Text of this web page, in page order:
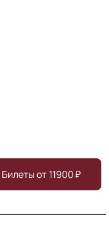
Билеты от 11900₽